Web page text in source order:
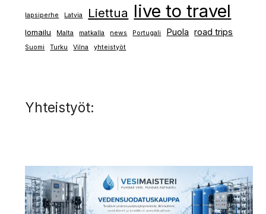
lapsiperhe Latvia Liettua live to travel
lomailu Malta matkalla news Portugali Puola road trips
Suomi Turku Vilna yhteistyöt
Yhteistyöt: